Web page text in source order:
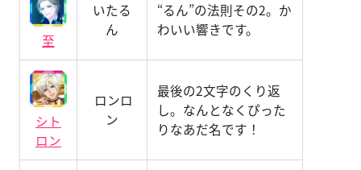
至
いたる
ん
“るん”の法則その2。か
わいい響きです。
シト
ロン
ロンロ
ン
最後の2文字のくり返
し。なんとなくぴった
りなあだ名です！